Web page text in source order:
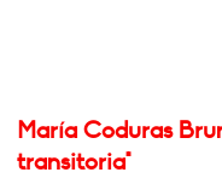
María Coduras
transitoria"